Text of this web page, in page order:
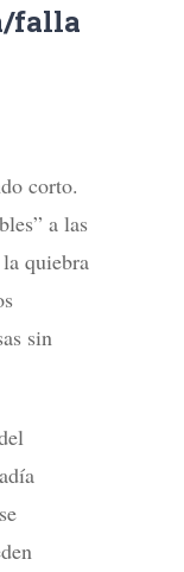
falla
corto.
a las
quiebra
sin